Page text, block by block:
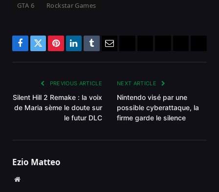
GTA 6 Rockstar Games
Facebook
TwitterPinterestLinkedInTumblrEmail
PREVIOUS ARTICLE
Silent Hill 2 Remake : la voix
de Maria sème le doute sur
le futur DLC
NEXT ARTICLE
Nintendo visé par une
possible cyberattaque, la
firme garde le silence
Ezio Matteo
Website